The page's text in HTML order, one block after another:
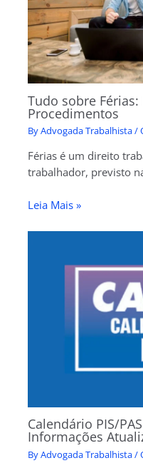
Tudo sobre
Procedimentos
ByAdvogada Trabalhista/
Férias é um direito
trabalhador, previsto
Leia Mais »
Calendário PIS/
Informações
ByAdvogada Trabalhista/